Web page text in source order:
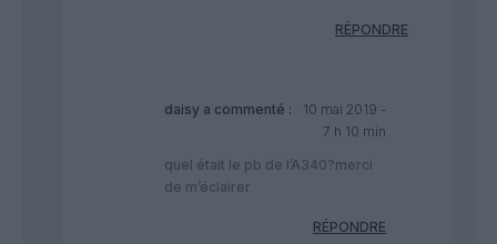
RÉPONDRE
daisy a commenté :
10 mai 2019 -
7 h 10 min
quel était le pb de l’A340?merci
de m’éclairer
RÉPONDRE